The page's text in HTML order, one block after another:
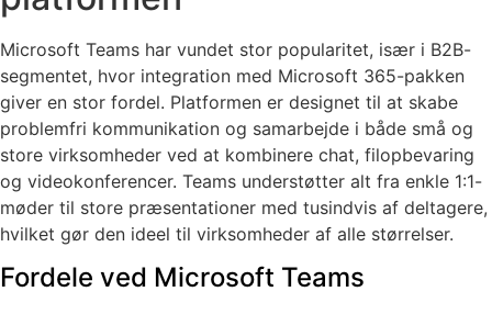
Microsoft Teams har vundet stor popularitet, især i B2B-
segmentet, hvor integration med Microsoft 365-pakken
giver en stor fordel. Platformen er designet til at skabe
problemfri kommunikation og samarbejde i både små og
store virksomheder ved at kombinere chat, filopbevaring
og videokonferencer. Teams understøtter alt fra enkle 1:1-
møder til store præsentationer med tusindvis af deltagere,
hvilket gør den ideel til virksomheder af alle størrelser.
Fordele ved Microsoft Teams